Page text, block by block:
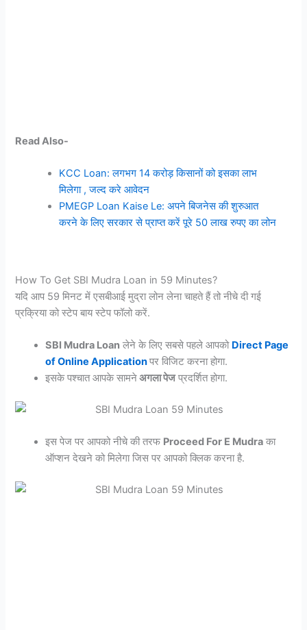
Read Also-
KCC Loan: लगभग 14 करोड़ किसानों को इसका लाभ
मिलेगा , जल्द करे आवेदन
PMEGP Loan Kaise Le: अपने बिजनेस की शुरुआत
करने के लिए सरकार से प्राप्त करें पूरे 50 लाख रुपए का लोन
How To Get SBI Mudra Loan in 59 Minutes?
यदि आप 59 मिनट में एसबीआई मुद्रा लोन लेना चाहते हैं तो नीचे दी गई
प्रक्रिया को स्टेप बाय स्टेप फॉलो करें.
SBI Mudra Loan लेने के लिए सबसे पहले आपको Direct Page
of Online Applicationपर विजिट करना होगा.
इसके पश्चात आपके सामनेअगला पेजप्रदर्शित होगा.
इस पेज पर आपको नीचे की तरफ Proceed For E Mudra का
ऑप्शन देखने को मिलेगा जिस पर आपको क्लिक करना है.